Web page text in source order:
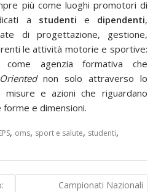
più come luoghi promotori di
a studenti e dipendenti,
di progettazione, gestione,
le attività motorie e sportive:
come agenzia formativa che
non solo attraverso lo
e azioni che riguardano
e dimensioni.
, oms, sport e salute, studenti,
Campionati Nazionali